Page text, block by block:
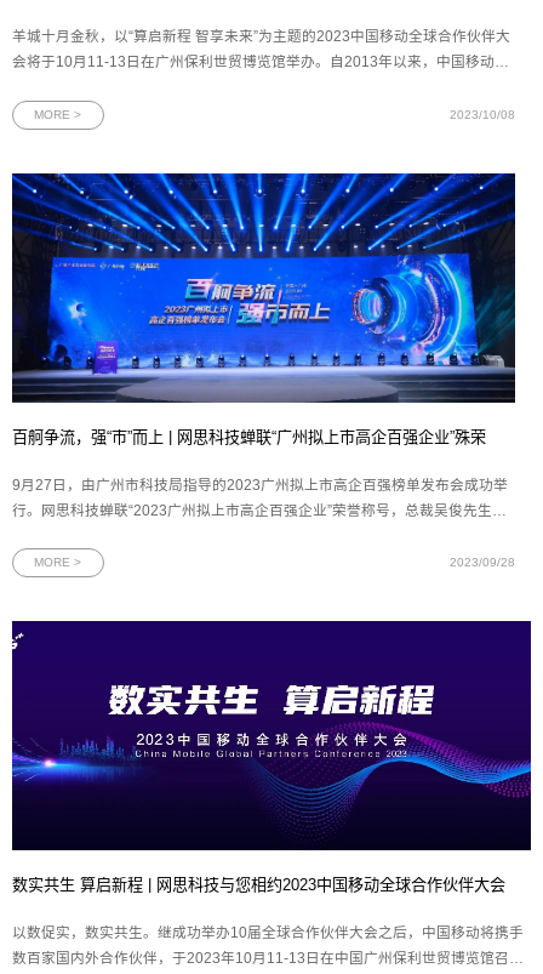
羊城十月金秋，以“算启新程 智享未来”为主题的2023中国移动全球合作伙伴大
会将于10月11-13日在广州保利世贸博览馆举办。自2013年以来，中国移动全
进升级，本届大会中国移动将携手数百位世界500强企业、国内外知名企业董
MORE > 2023/10/08
百舸争流，强“市”而上 | 网思科技蝉联“广州拟上市高企百强企业”殊荣
9月27日，由广州市科技局指导的2023广州拟上市高企百强榜单发布会成功举
行。网思科技蝉联“2023广州拟上市高企百强企业”荣誉称号，总裁吴俊先生代
强榜单发布会现场作为广州的杰出企业代表，网思科技的发展历程与广州的快
MORE > 2023/09/28
数实共生 算启新程 | 网思科技与您相约2023中国移动全球合作伙伴大会
以数促实，数实共生。继成功举办10届全球合作伙伴大会之后，中国移动将携手
数百家国内外合作伙伴，于2023年10月11-13日在中国广州保利世贸博览馆召开